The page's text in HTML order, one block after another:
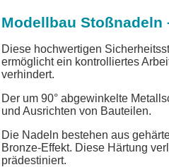
Modellbau Stoßnadeln
Diese hochwertigen
ermöglicht ein kontrolliertes
verhindert.
Der um 90° abgewinkelte
und Ausrichten von Bauteilen.
Die Nadeln bestehen aus
Bronze-Effekt. Diese Härtung
prädestiniert.